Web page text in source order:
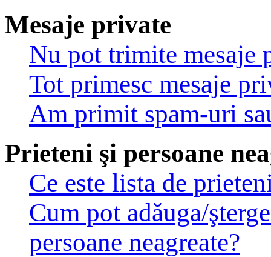
Mesaje private
Nu pot trimite mesaje
Tot primesc mesaje
Am primit spam-uri
Prieteni şi persoane
Ce este lista de
Cum pot adăuga/
persoane neagreate?